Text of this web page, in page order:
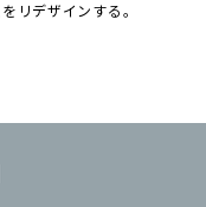
リデザインする。